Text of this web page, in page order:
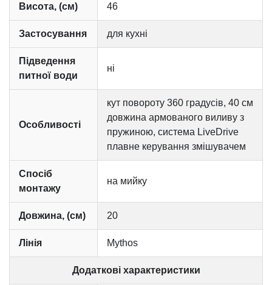
Висота, (см) 46
Застосування для кухні
Підведення
питної води
ні
Особливості
кут повороту 360 градусів, 40 см
довжина армованого виливу з
пружиною, система LiveDrive
плавне керування змішувачем
Спосіб
монтажу
на мийку
Довжина, (см) 20
Лінія Mythos
Додаткові характеристики